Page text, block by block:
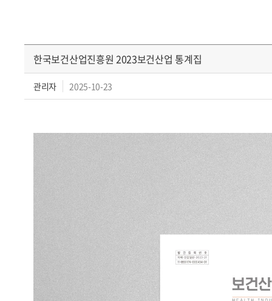
한국보건산업진흥원 2023보건산업 통계집
관리자 2025-10-23